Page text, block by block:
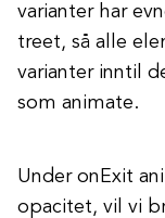
varianter har
treet, så alle
varianter inntil
som animate.
Under onExit
opacitet, vil vi